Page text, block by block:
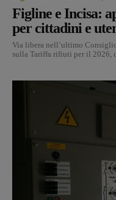
Figline e Incisa:
per cittadini e
Via libera nell’ultimo
sulla Tariffa rifiuti per il 2026,